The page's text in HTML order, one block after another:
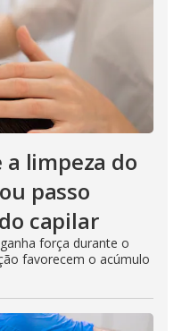
a limpeza do
passo
capilar
força durante o
favorecem o acúmulo